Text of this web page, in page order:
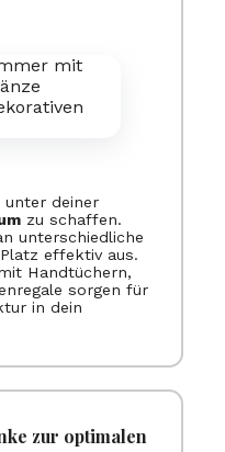
unter deiner
zu schaffen.
unterschiedliche
effektiv aus.
Handtüchern,
sorgen für
in dein
zur optimalen